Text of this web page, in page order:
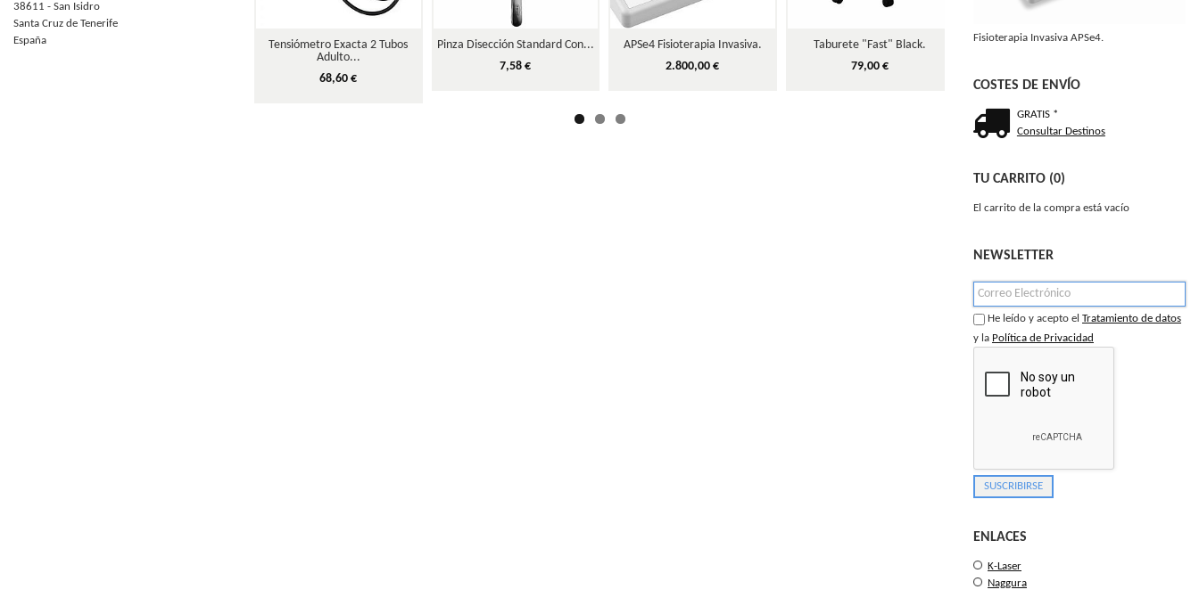
38611 - San Isidro
Santa Cruz de Tenerife
España
Tensiómetro Exacta 2 Tubos
Adulto...
Pinza Disección Standard Con...
APSe4 Fisioterapia Invasiva.
Taburete "Fast" Black.
210,00 €
Fisioterapia Invasiva APSe4.
COSTES DE ENVÍO
GRATIS *
Consultar Destinos
TU CARRITO (0)
El carrito de la compra está vacío
NEWSLETTER
He leído y acepto el Tratamiento de datos
y la Política de Privacidad
ENLACES
K-Laser
Naggura